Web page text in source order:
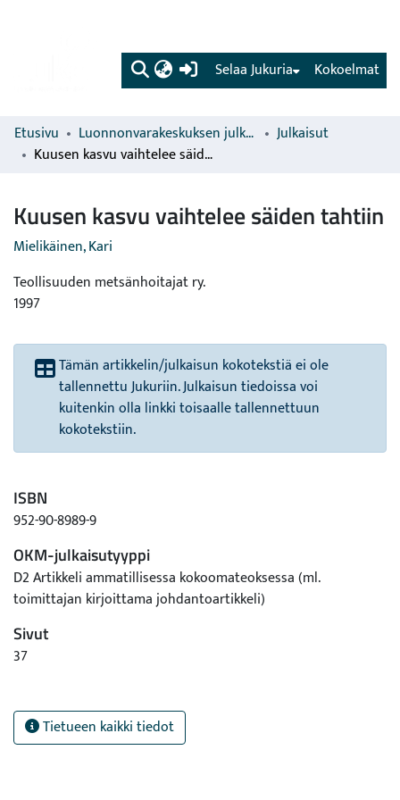
(current) Kokoelmat
Selaa Jukuria
Etusivu Luonnonvarakeskuksen julkaisut
Julkaisut
Kuusen kasvu vaihtelee säiden tahtiin
Kuusen kasvu vaihtelee säiden tahtiin
Mielikäinen, Kari
Teollisuuden metsänhoitajat ry.
1997
Tämän artikkelin/julkaisun kokotekstiä ei ole
tallennettu Jukuriin. Julkaisun tiedoissa voi
kuitenkin olla linkki toisaalle tallennettuun
kokotekstiin.
ISBN
952-90-8989-9
OKM-julkaisutyyppi
D2 Artikkeli ammatillisessa kokoomateoksessa (ml.
toimittajan kirjoittama johdantoartikkeli)
Sivut
37
Tietueen kaikki tiedot